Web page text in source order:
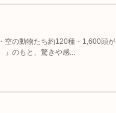
空の動物たち約120種・1,600頭が
」のもと、驚きや感...